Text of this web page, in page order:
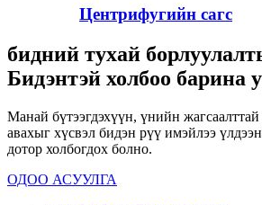
Центрифугийн сагс
бидний тухай
Бидэнтэй холбоо барина
Манай бүтээгдэхүүн, үнийн жагсаалттай
авахыг хүсвэл бидэн рүү имэйлээ
дотор холбогдох болно.
ОДОО АСУУЛГА